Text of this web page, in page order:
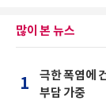
많이 본 뉴스
1
극한 폭염에
부담 가중